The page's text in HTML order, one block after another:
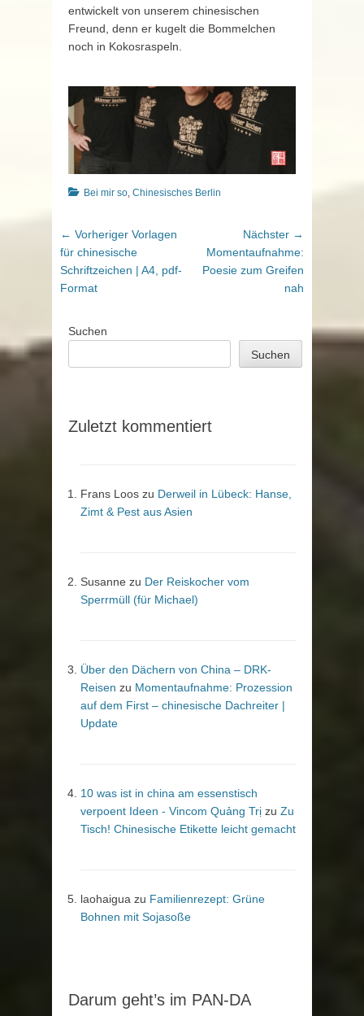
entwickelt von unserem chinesischen
Freund, denn er kugelt die Bommelchen
noch in Kokosraspeln.
Kategorien
Bei mir so Chinesisches Berlin
Beitragsnavigation
← Vorheriger Vorheriger
Beitrag:
Vorlagen
für chinesische
Schriftzeichen | A4, pdf-
Format
Nächster →
Momentaufnahme:
Poesie zum Greifen
nah
Suchen
Suchen
Zuletzt kommentiert
Frans Loos zu Derweil in Lübeck: Hanse,
Zimt & Pest aus Asien
Susanne zu Der Reiskocher vom
Sperrmüll (für Michael)
Über den Dächern von China – DRK-
Reisen zu Momentaufnahme: Prozession
auf dem First – chinesische Dachreiter |
Update
10 was ist in china am essenstisch
verpoent Ideen - Vincom Quảng Trị zu Zu
Tisch! Chinesische Etikette leicht gemacht
laohaigua zu Familienrezept: Grüne
Bohnen mit Sojasoße
Darum geht’s im PAN-DA